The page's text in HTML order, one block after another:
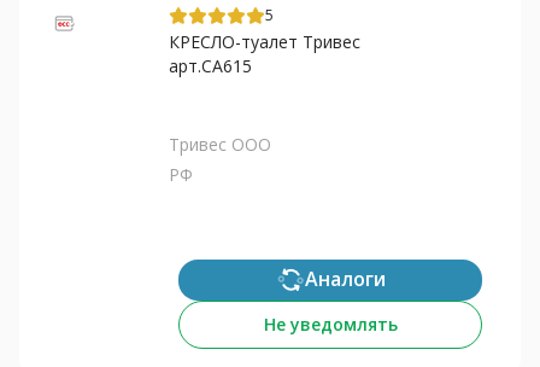
5
КРЕСЛО-туалет Тривес
арт.СА615
Тривес ООО
РФ
Аналоги
Не уведомлять